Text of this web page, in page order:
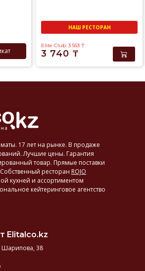
НАШ РЕСТОРАН
Elite Club: 3 553 ₸
3 740 ₸
17 лет на рынке. В продаже
Лучшие цены. Гарантия
товар. Прямые поставки
ресторан ROJO
кухней и ассортиментом
кейтеринговое агентство
Elitalco.kz
Шарипова, 38